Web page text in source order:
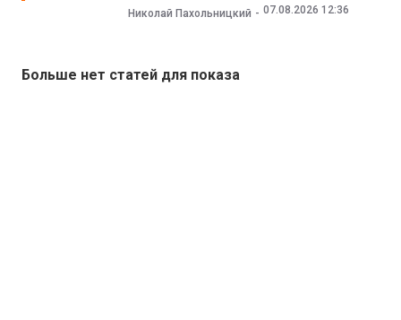
Николай Пахольницкий 07.08.2026 12:36
Больше нет статей для показа